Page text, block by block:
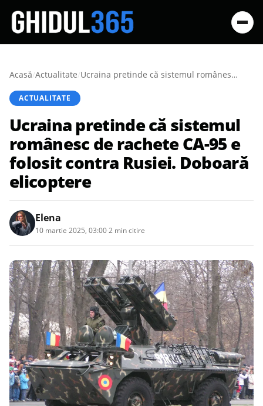
Acasă/Actualitate/ Ucraina pretinde că sistemul românesc de rachete CA-95 e folosit contra Rusiei. Doboară elicoptere
ACTUALITATE
Ucraina pretinde că sistemul
românesc de rachete CA-95 e
folosit contra Rusiei. Doboară
elicoptere
Elena
10 martie 2025, 03:002 min citire